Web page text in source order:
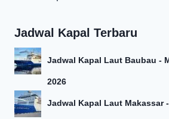
Jadwal Kapal Terbaru
Jadwal Kapal Laut Baubau -
2026
Jadwal Kapal Laut Makassar